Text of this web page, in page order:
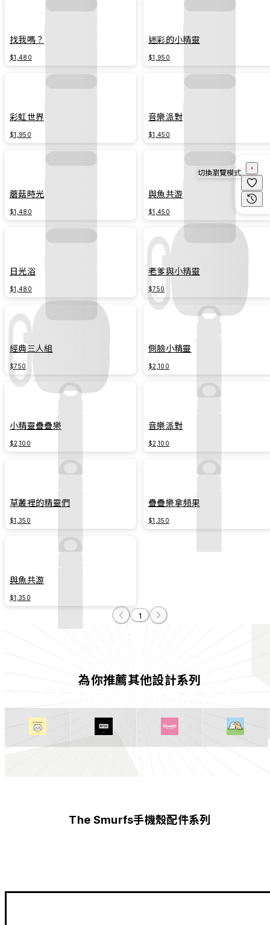
找我嗎？
$1,480
迷彩的小精靈
$1,950
彩虹世界
$1,950
音樂派對
$1,450
蘑菇時光
$1,480
與魚共游
$1,450
日光浴
$1,480
老爹與小精靈
$750
經典三人組
$750
側臉小精靈
$2,100
小精靈疊疊樂
$2,100
音樂派對
$2,100
草叢裡的精靈們
$1,350
疊疊樂拿頻果
$1,350
與魚共游
$1,350
1
為你推薦其他設計系列
The Smurfs手機殼配件系列
切換瀏覽模式